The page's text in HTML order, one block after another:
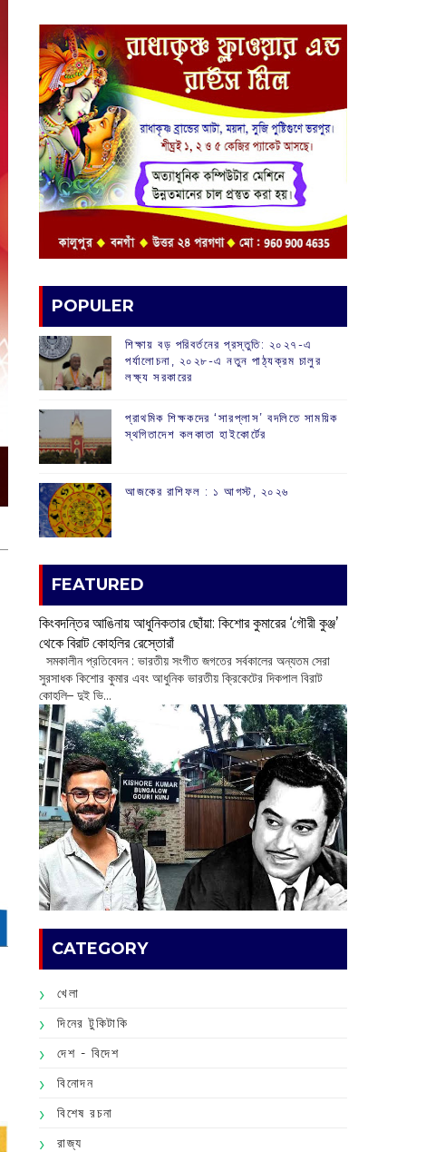
POPULER
শিক্ষায় বড় পরিবর্তনের প্রস্তুতি: ২০২৭-এ
পর্যালোচনা, ২০২৮-এ নতুন পাঠ্যক্রম চালুর
লক্ষ্য সরকারের
প্রাথমিক শিক্ষকদের ‘সারপ্লাস’ বদলিতে সাময়িক
স্থগিতাদেশ কলকাতা হাইকোর্টের
আজকের রাশিফল :‌ ‌‌১ আগস্ট, ২০২৬
FEATURED
কিংবদন্তির আঙিনায় আধুনিকতার ছোঁয়া: কিশোর কুমারের ‘গৌরী কুঞ্জ’
থেকে বিরাট কোহলির রেস্তোরাঁ
‌ সমকালীন প্রতিবেদন : ভারতীয় সংগীত জগতের সর্বকালের অন্যতম সেরা
সুরসাধক কিশোর কুমার এবং আধুনিক ভারতীয় ক্রিকেটের দিকপাল বিরাট
কোহলি– ‌দুই ভি...
CATEGORY
খেলা
দিনের টুকিটাকি
দেশ - বিদেশ
বিনোদন
বিশেষ রচনা
রাজ্য